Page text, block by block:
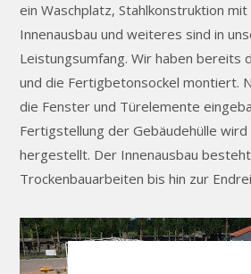
ein Waschplatz, Stahlkonstruktion
Innenausbau und weiteres sind in
Leistungsumfang. Wir haben bereits
und die Fertigbetonsockel montiert.
die Fenster und Türelemente
Fertigstellung der Gebäudehülle
hergestellt. Der Innenausbau
Trockenbauarbeiten bis hin zur